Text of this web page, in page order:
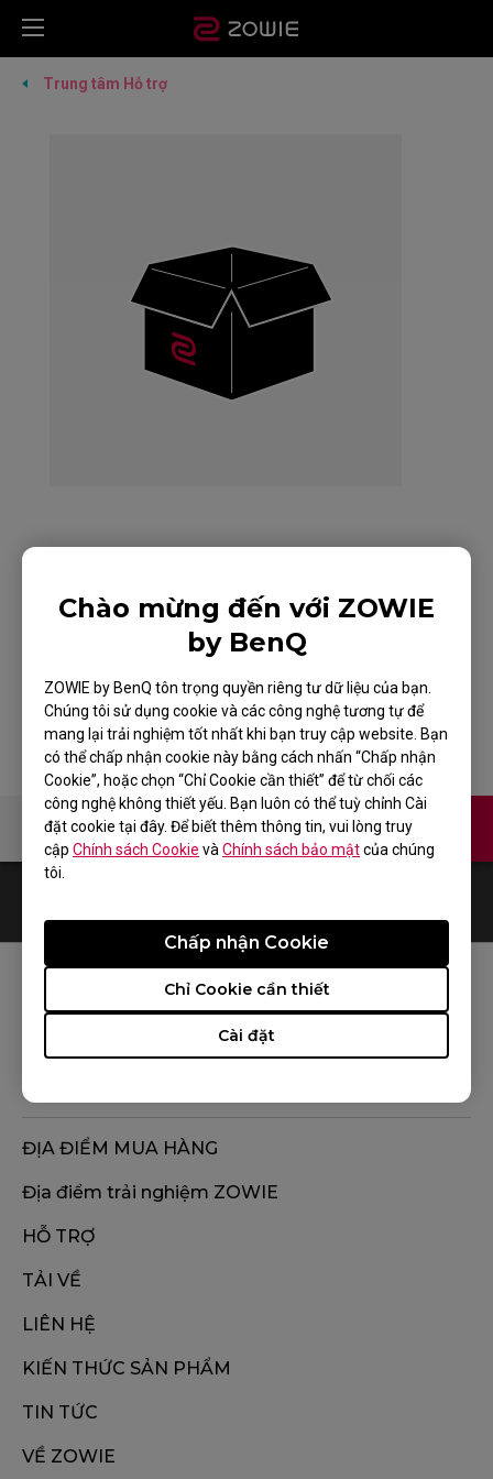
Chào mừng đến với ZOWIE
by BenQ
ZOWIE by BenQ tôn trọng quyền riêng tư dữ liệu của bạn.
Chúng tôi sử dụng cookie và các công nghệ tương tự để
mang lại trải nghiệm tốt nhất khi bạn truy cập website. Bạn
có thể chấp nhận cookie này bằng cách nhấn “Chấp nhận
Cookie”, hoặc chọn “Chỉ Cookie cần thiết” để từ chối các
công nghệ không thiết yếu. Bạn luôn có thể tuỳ chỉnh Cài
đặt cookie tại đây. Để biết thêm thông tin, vui lòng truy
cập Chính sách Cookie và Chính sách bảo mậtcủa chúng
tôi.
Cài đặt
Chỉ Cookie cần thiết
Chấp nhận Cookie
Trung tâm Hỗ trợ
for Esports White
Video Liên hệ
THEO DÕI ZOWIE
ĐỊA ĐIỂM MUA HÀNG
Địa điểm trải nghiệm ZOWIE
HỖ TRỢ
TẢI VỀ
LIÊN HỆ
KIẾN THỨC SẢN PHẨM
TIN TỨC
VỀ ZOWIE